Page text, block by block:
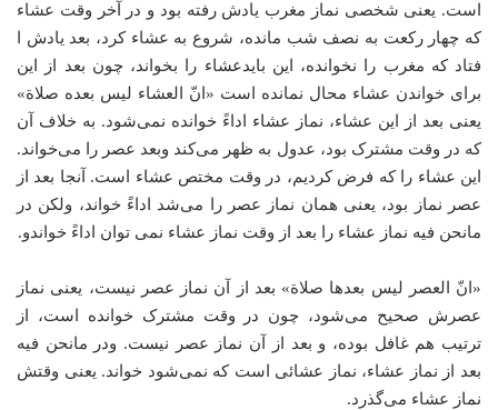
است. یعنی شخصی نماز مغرب یادش رفته بود و در آخر وقت عشاء
که چهار رکعت به نصف شب مانده، شروع به عشاء کرد، بعد یادش ا
فتاد که مغرب را نخوانده، این بایدعشاء را بخواند، چون بعد از این
برای خواندن عشاء محال نمانده است «انّ العشاء لیس بعده صلاة»
یعنی بعد از این عشاء، نماز عشاء اداءً خوانده نمی‌شود. به خلاف آن
که در وقت مشترک بود، عدول به ظهر می‌کند وبعد عصر را می‌خواند.
این عشاء را که فرض کردیم، در وقت مختص عشاء است. آنجا بعد از
عصر نماز بود، یعنی همان نماز عصر را می‌شد اداءً خواند، ولکن در
مانحن فیه نماز عشاء را بعد از وقت نماز عشاء نمی توان اداءً خواندو.
«انّ العصر لیس بعدها صلاة» بعد از آن نماز عصر نیست، یعنی نماز
عصرش صحیح می‌شود، چون در وقت مشترک خوانده است، از
ترتیب هم غافل بوده، و بعد از آن نماز عصر نیست. ودر مانحن فیه
بعد از نماز عشاء، نماز عشائی است که نمی‌شود خواند. یعنی وقتش
نماز عشاء می‌گذرد.